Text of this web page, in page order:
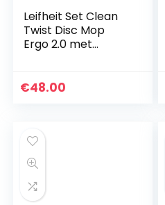
Leifheit Set Clean
Twist Disc Mop
Ergo 2.0 met
microvezel
€48.00